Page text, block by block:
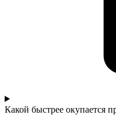
Какой быстрее окупается